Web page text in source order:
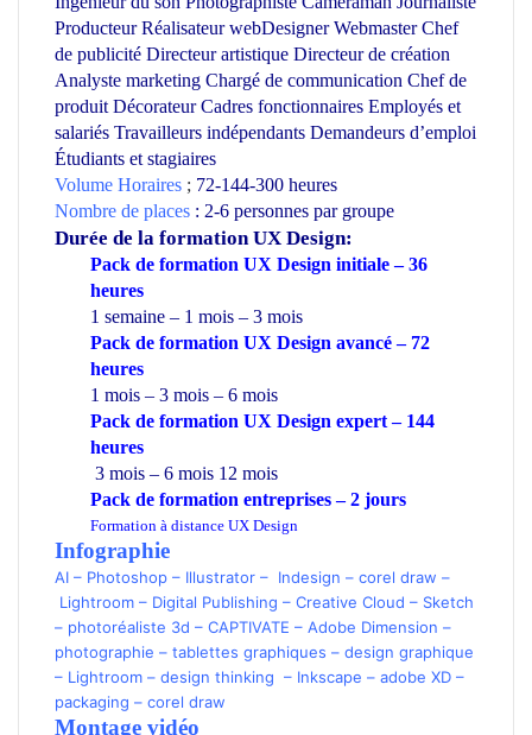
Producteur Réalisateur webDesigner Webmaster Chef
de publicité Directeur artistique Directeur de création
Analyste marketing Chargé de communication Chef de
produit Décorateur Cadres fonctionnaires Employés et
salariés Travailleurs indépendants Demandeurs d’emploi
Étudiants et stagiaires
Volume Horaires ; 72-144-300 heures
Nombre de places : 2-6 personnes par groupe
Durée de la formationUX Design:
Pack de formation UX Design initiale – 36
heures
1 semaine – 1 mois – 3 mois
Pack de formation UX Design avancé – 72
heures
1 mois – 3 mois – 6 mois
Pack de formation UX Design expert – 144
heures
3 mois – 6 mois 12 mois
Pack de formation entreprises– 2 jours
Formation à distance UX Design
Infographie
AI – Photoshop – Illustrator – Indesign – corel draw –
Lightroom – Digital Publishing – Creative Cloud – Sketch
– photoréaliste 3d – CAPTIVATE – Adobe Dimension –
photographie – tablettes graphiques – design graphique
– Lightroom – design thinking – Inkscape – adobe XD –
packaging – corel draw
Montage vidéo